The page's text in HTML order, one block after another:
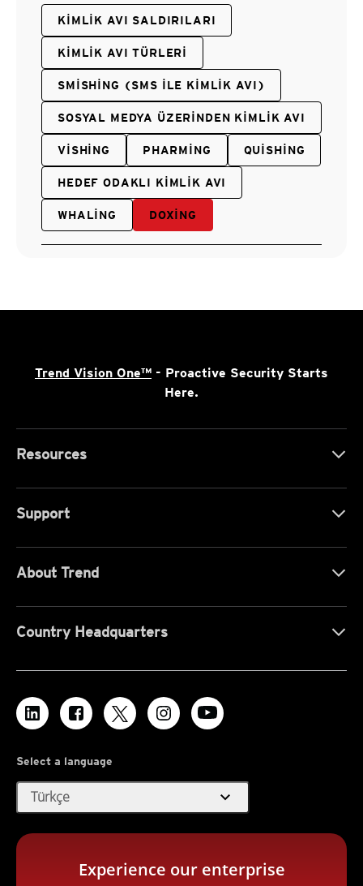
KIMLIK AVI SALDIRILARI
KIMLIK AVI TÜRLERI
SMISHING (SMS ILE KIMLIK AVI)
SOSYAL MEDYA ÜZERINDEN KIMLIK AVI
VISHING PHARMING QUISHING
HEDEF ODAKLI KIMLIK AVI
WHALING DOXING
Trend Vision One™ - Proactive Security Starts
Here.
Resources
Support
About Trend
Country Headquarters
Select a language
Türkçe expand_more
Experience our enterprise